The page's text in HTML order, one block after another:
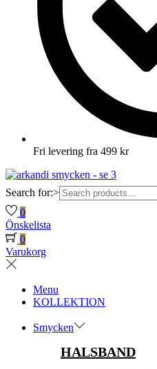
Fri levering fra 499 kr
Search for:>
0
Önskelista
0
Varukorg
Menu
KOLLEKTION
Smycken
HALSBAND